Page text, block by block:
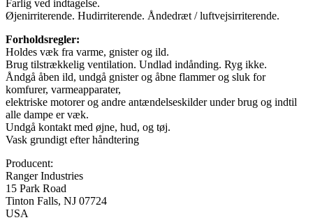
Farlig ved indtagelse.
Øjenirriterende. Hudirriterende. Åndedræt / luftvejsirriterende.
Forholdsregler:
Holdes væk fra varme, gnister og ild.
Brug tilstrækkelig ventilation. Undlad indånding. Ryg ikke.
Åndgå åben ild, undgå gnister og åbne flammer og sluk for
komfurer, varmeapparater,
elektriske motorer og andre antændelseskilder under brug og indtil
alle dampe er væk.
Undgå kontakt med øjne, hud, og tøj.
Vask grundigt efter håndtering
Producent:
Ranger Industries
15 Park Road
Tinton Falls, NJ 07724
USA